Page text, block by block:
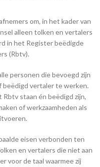
om, in het kader van
alleen tolken en vertalers
in het Register beëdigde
(Rbtv).
personen die bevoegd zijn
beëdigd vertaler te werken.
staan én beëdigd zijn,
of werkzaamheden als
eisen verbonden ten
en vertalers die niet aan
voor de taal waarmee zij